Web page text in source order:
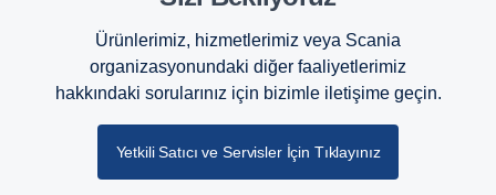
Ürünlerimiz, hizmetlerimiz veya Scania
organizasyonundaki diğer faaliyetlerimiz
hakkındaki sorularınız için bizimle iletişime geçin.
Yetkili Satıcı ve Servisler İçin Tıklayınız